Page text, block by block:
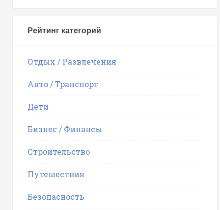
Рейтинг категорий
Отдых / Развлечения
Авто / Транспорт
Дети
Бизнес / Финансы
Строительство
Путешествия
Безопасность